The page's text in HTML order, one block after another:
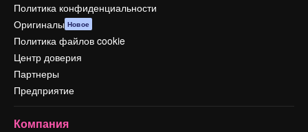
Политика конфиденциальности
Оригиналы Новое
Политика файлов cookie
Центр доверия
Партнеры
Предприятие
Компания